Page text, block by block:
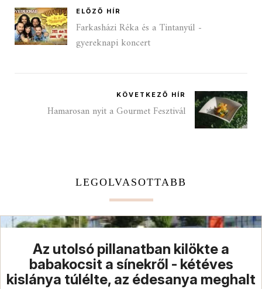
ELŐZŐ HÍR
Farkasházi Réka és a Tintanyúl -
gyereknapi koncert
KÖVETKEZŐ HÍR
Hamarosan nyit a Gourmet Fesztivál
LEGOLVASOTTABB
Az utolsó pillanatban kilökte a
babakocsit a sínekről - kétéves
kislánya túlélte, az édesanya meghalt